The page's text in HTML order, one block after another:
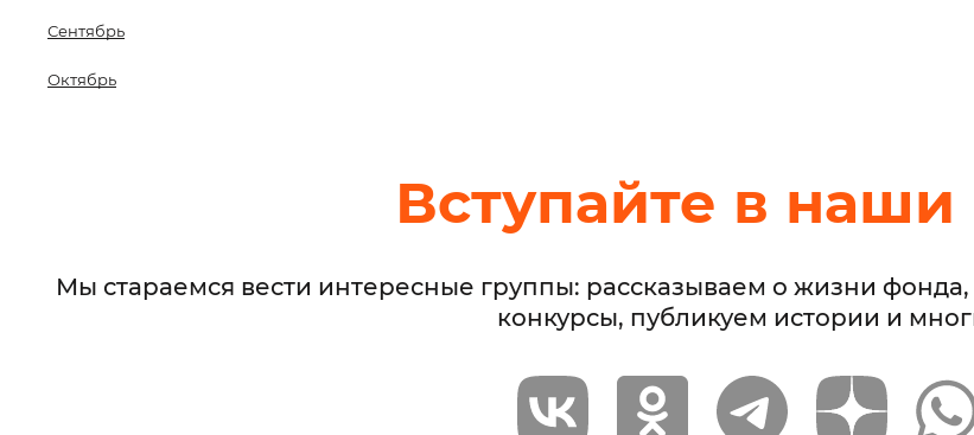
Сентябрь
Октябрь
Вступайте в
Мы стараемся вести интересные группы: рассказываем о жизни
конкурсы, публикуем истории и